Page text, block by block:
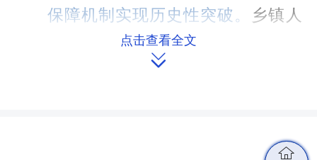
保障机制实现历史性突破。 乡镇人
大工作专项经费按照县人大代表1500元/
人、乡镇人大代表1000元/人标准足额列
点击查看全文
